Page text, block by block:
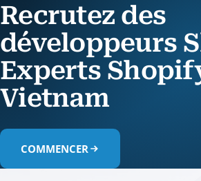
Recrutez des
développeurs
Experts
Vietnam
COMMENCER